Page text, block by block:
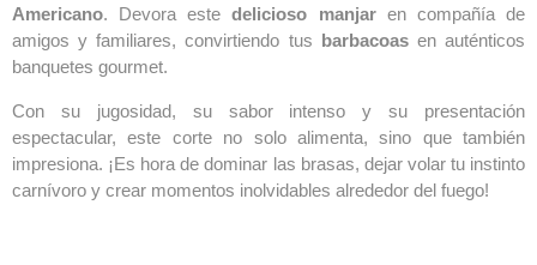
Americano. Devora estedelicioso manjaren compañía de
amigos y familiares, convirtiendo tus
barbacoasen auténticos
banquetes gourmet.
Con su jugosidad, su sabor intenso y su presentación
espectacular, este corte no solo alimenta, sino que también
impresiona. ¡Es hora de dominar las brasas, dejar volar tu instinto
carnívoro y crear momentos inolvidables alrededor del fuego!